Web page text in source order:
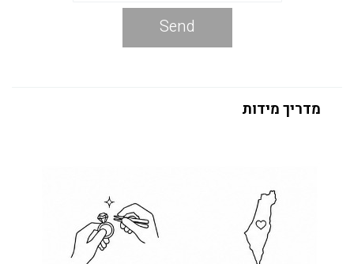
Send
מדריך מידות